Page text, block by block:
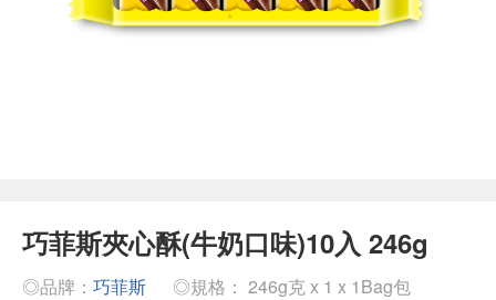
巧菲斯夾心酥(牛奶口味)10入 246g
◎品牌： 巧菲斯 ◎規格： 246g克 x 1 x 1Bag包